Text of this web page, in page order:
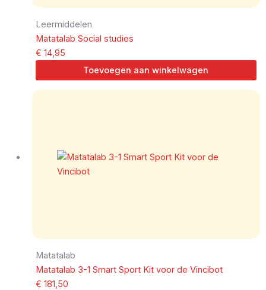
Leermiddelen
Matatalab Social studies
€ 14,95
Toevoegen aan winkelwagen
Matatalab
Matatalab 3-1 Smart Sport Kit voor de Vincibot
€ 181,50